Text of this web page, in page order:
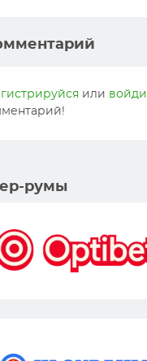
или войди
румы